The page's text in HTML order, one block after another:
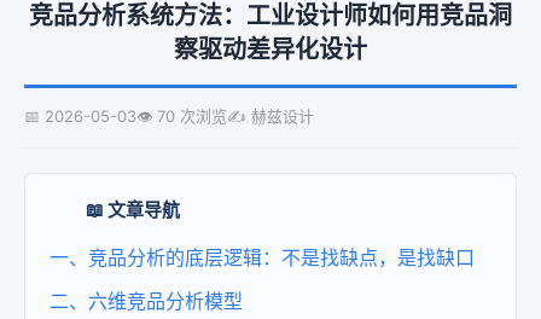
竞品分析系统方法：工业设计师如何用竞品洞
察驱动差异化设计
📅 2026-05-03👁️ 70 次浏览✍️ 赫兹设计
📖 文章导航
一、竞品分析的底层逻辑：不是找缺点，是找缺口
二、六维竞品分析模型